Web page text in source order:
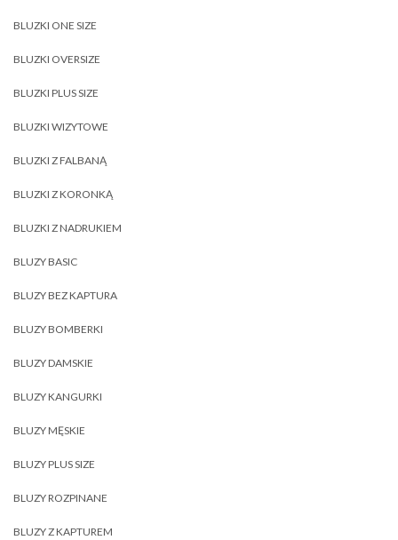
BLUZKI ONE SIZE
BLUZKI OVERSIZE
BLUZKI PLUS SIZE
BLUZKI WIZYTOWE
BLUZKI Z FALBANĄ
BLUZKI Z KORONKĄ
BLUZKI Z NADRUKIEM
BLUZY BASIC
BLUZY BEZ KAPTURA
BLUZY BOMBERKI
BLUZY DAMSKIE
BLUZY KANGURKI
BLUZY MĘSKIE
BLUZY PLUS SIZE
BLUZY ROZPINANE
BLUZY Z KAPTUREM